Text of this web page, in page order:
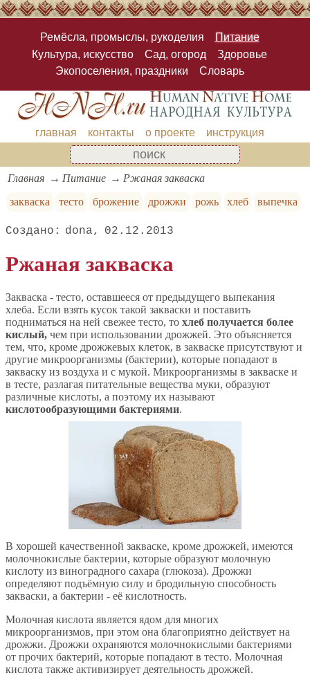
Ремёсла, промыслы, рукоделия
Питание
Культура, искусство
Сад, огород
Здоровье
Экопоселения, праздники
Словарь
главная контакты о проекте инструкция
Главная Питание
Ржаная закваска
закваска
тесто брожение дрожжи рожь хлеб выпечка
dona 02.12.2013
Ржаная закваска
Закваска - тесто, оставшееся от предыдущего выпекания
хлеба. Если взять кусок такой закваски и поставить
подниматься на ней свежее тесто, то хлеб получается более
кислый, чем при использовании дрожжей. Это объясняется
тем, что, кроме дрожжевых клеток, в закваске присутствуют и
другие микроорганизмы (бактерии), которые попадают в
закваску из воздуха и с мукой. Микроорганизмы в закваске и
в тесте, разлагая питательные вещества муки, образуют
различные кислоты, а поэтому их называют
кислотообразующими бактериями.
В хорошей качественной закваске, кроме дрожжей, имеются
молочнокислые бактерии, которые образуют молочную
кислоту из виноградного сахара (глюкоза). Дрожжи
определяют подъёмную силу и бродильную способность
закваски, а бактерии - её кислотность.
Молочная кислота является ядом для многих
микроорганизмов, при этом она благоприятно действует на
дрожжи. Дрожжи охраняются молочнокислыми бактериями
от прочих бактерий, которые попадают в тесто. Молочная
кислота также активизирует деятельность дрожжей.